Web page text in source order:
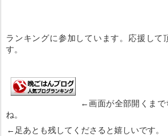
ランキングに参加しています。応援して
す。
←画面が全部開くまで
ね。
←足あとも残してくださると嬉しいです。